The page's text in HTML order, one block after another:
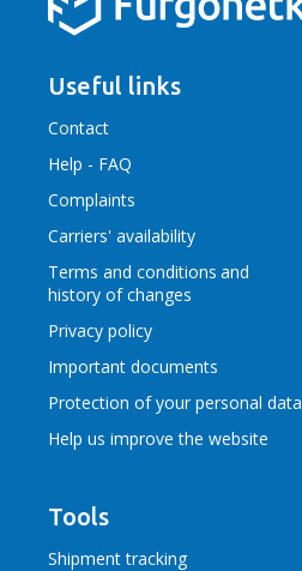
Useful links
Contact
Help - FAQ
Complaints
Carriers' availability
Terms and conditions and
history of changes
Privacy policy
Important documents
Protection of your personal data
Help us improve the website
Tools
Shipment tracking